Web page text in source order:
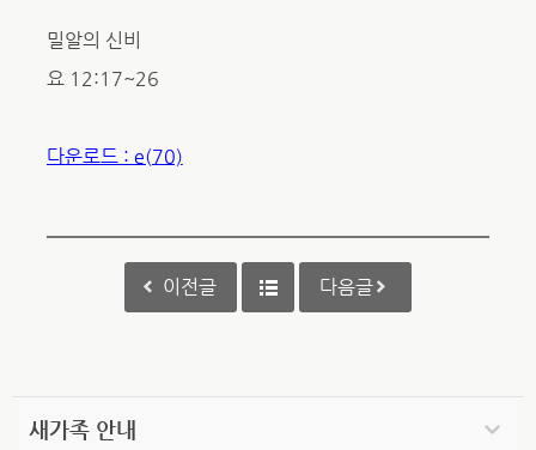
밀알의 신비
요 12:17~26
다운로드 : e(70)
이전글 다음글
새가족 안내